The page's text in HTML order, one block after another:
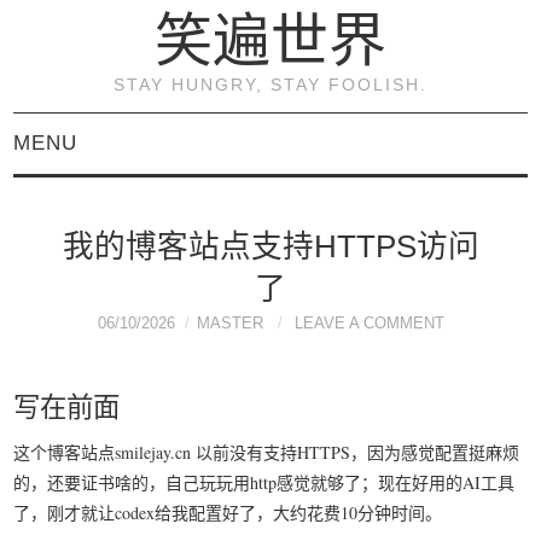
笑遍世界
STAY HUNGRY, STAY FOOLISH.
MENU
KVM虚拟化原理与实践
（连载）
《KVM虚拟化技术：实
战与原理解析》
关于本博客
我的博客站点支持HTTPS访问
了
06/10/2026 MASTER LEAVE A COMMENT
写在前面
这个博客站点smilejay.cn 以前没有支持HTTPS，因为感觉配置挺麻烦
的，还要证书啥的，自己玩玩用http感觉就够了；现在好用的AI工具
了，刚才就让codex给我配置好了，大约花费10分钟时间。